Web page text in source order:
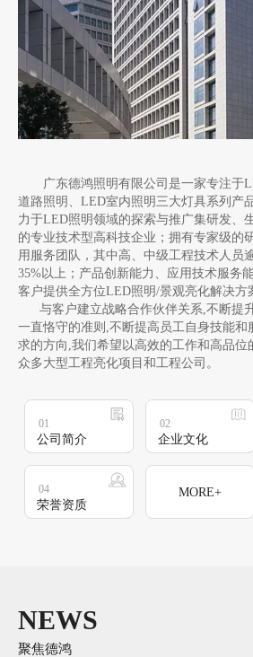
广东德鸿照明有限公司是一家专注于
道路照明、LED室内照明三大灯具系列产
力于LED照明领域的探索与推广集研发、
的专业技术型高科技企业；拥有专家级的
用服务团队，其中高、中级工程技术人员
35%以上；产品创新能力、应用技术服务
客户提供全方位LED照明/景观亮化解决方
与客户建立战略合作伙伴关系,不断提
一直恪守的准则,不断提高员工自身技能和
求的方向,我们希望以高效的工作和高品
众多大型工程亮化项目和工程公司。
01
公司简介
02
企业文化
04
荣誉资质
MORE+
NEWS
聚焦德鸿